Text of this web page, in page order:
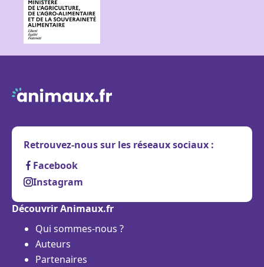
Retrouvez-nous sur les réseaux sociaux :
Facebook
Instagram
Découvrir Animaux.fr
Qui sommes-nous ?
Auteurs
Partenaires